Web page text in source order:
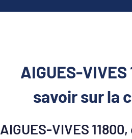
AIGUES-
savoir sur la
AIGUES-VIVES